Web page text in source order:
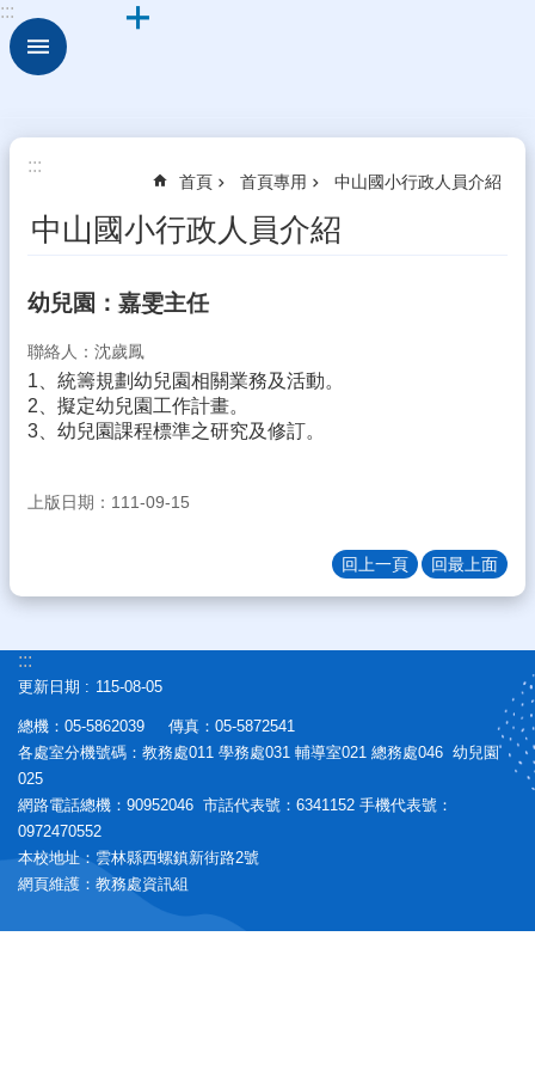
跳到主要內容區塊
進
細
中
山
園
織
校
務
區
園
計
畫
成
果
宣
導
專
區
教
:::
:::
首頁 首頁專用 中山國小行政人員介紹
中山國小行政人員介紹
幼兒園：嘉雯主任
聯絡人：沈歲鳳
1、統籌規劃幼兒園相關業務及活動。
2、擬定幼兒園工作計畫。
3、幼兒園課程標準之研究及修訂。
上版日期：111-09-15
回上一頁 回最上面
:::
更新日期 115-08-05
總機：05-5862039 傳真：05-5872541
各處室分機號碼：教務處011 學務處031 輔導室021 總務處046 幼兒園
025
網路電話總機：90952046 市話代表號：6341152 手機代表號：
0972470552
本校地址：雲林縣西螺鎮新街路2號
網頁維護：教務處資訊組